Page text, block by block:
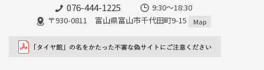
076-444-1225
9:30～18:30
〒930-0811 富山県富山市千代田町9-15
Map